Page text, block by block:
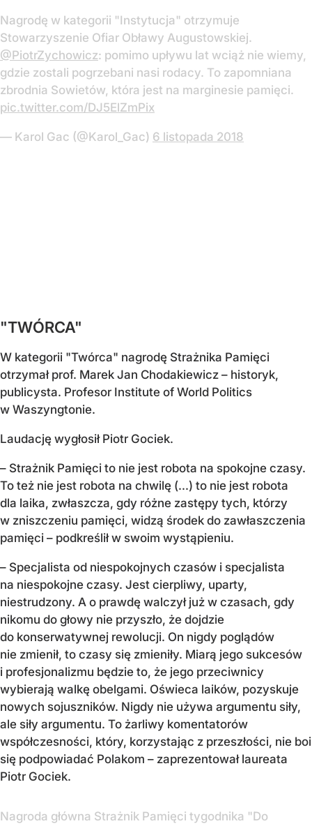
Nagrodę w kategorii "Instytucja" otrzymuje
Stowarzyszenie Ofiar Obławy Augustowskiej.
@PiotrZychowicz: pomimo upływu lat wciąż nie wiemy,
gdzie zostali pogrzebani nasi rodacy. To zapomniana
zbrodnia Sowietów, która jest na marginesie pamięci.
pic.twitter.com/DJ5ElZmPix
— Karol Gac (@Karol_Gac) 6 listopada 2018
"TWÓRCA"
W kategorii "Twórca" nagrodę Strażnika Pamięci
otrzymał prof. Marek Jan Chodakiewicz – historyk,
publicysta. Profesor Institute of World Politics
w Waszyngtonie.
Laudację wygłosił Piotr Gociek.
– Strażnik Pamięci to nie jest robota na spokojne czasy.
To też nie jest robota na chwilę (...) to nie jest robota
dla laika, zwłaszcza, gdy różne zastępy tych, którzy
w zniszczeniu pamięci, widzą środek do zawłaszczenia
pamięci – podkreślił w swoim wystąpieniu.
– Specjalista od niespokojnych czasów i specjalista
na niespokojne czasy. Jest cierpliwy, uparty,
niestrudzony. A o prawdę walczył już w czasach, gdy
nikomu do głowy nie przyszło, że dojdzie
do konserwatywnej rewolucji. On nigdy poglądów
nie zmienił, to czasy się zmieniły. Miarą jego sukcesów
i profesjonalizmu będzie to, że jego przeciwnicy
wybierają walkę obelgami. Oświeca laików, pozyskuje
nowych sojuszników. Nigdy nie używa argumentu siły,
ale siły argumentu. To żarliwy komentatorów
współczesności, który, korzystając z przeszłości, nie boi
się podpowiadać Polakom – zaprezentował laureata
Piotr Gociek.
Nagroda główna Strażnik Pamięci tygodnika "Do